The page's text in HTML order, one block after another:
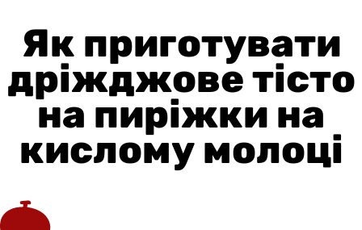
Як приготувати
дріжджове тісто
на пиріжки на
кислому молоці